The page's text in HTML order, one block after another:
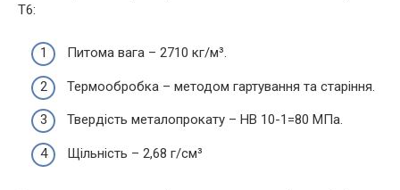
Т6:
Питома вага – 2710 кг/м³.
Термообробка – методом гартування та старіння.
Твердість металопрокату – НВ 10-1=80 МПа.
Щільність – 2,68 г/см³